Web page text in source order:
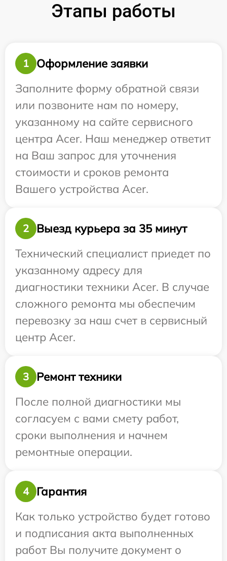
Этапы работы
1
Оформление заявки
Заполните форму обратной связи
или позвоните нам по номеру,
указанному на сайте сервисного
центра Acer. Наш менеджер ответит
на Ваш запрос для уточнения
стоимости и сроков ремонта
Вашего устройства Acer.
2
Выезд курьера за 35 минут
Технический специалист приедет по
указанному адресу для
диагностики техники Acer. В случае
сложного ремонта мы обеспечим
перевозку за наш счет в сервисный
центр Acer.
3
Ремонт техники
После полной диагностики мы
согласуем с вами смету работ,
сроки выполнения и начнем
ремонтные операции.
4
Гарантия
Как только устройство будет готово
и подписания акта выполненных
работ Вы получите документ о